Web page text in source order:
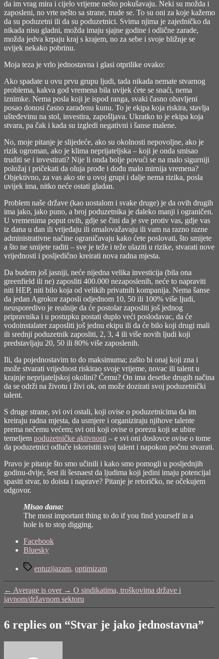
da im vrag mira i cijelo vrijeme nešto pokušavaju. Neki su možda i
zaposleni, no vrte nešto sa strane, trude se. To su oni za koje kažemo
da su poduzetni ili da su poduzetnici. Svima njima je zajedničko da
nikada nisu gladni, možda imaju sjajne godine i odlične zarade,
možda jedva krpaju kraj s krajem, no za sebe i svoje bližnje se
uvijek nekako pobrinu.
Moja teza je vrlo jednostavna i glasi otprilike ovako:
Ako spadate u ovu prvu grupu ljudi, tada nikada nemate stvarnog
problema, kakva god vremena bila uvijek ćete se snaći, nema
iznimke. Nema posla koji je ispod ranga, svaki časno obavljeni
posao donosi časno zarađenu kunu. To je ekipa koja riskira, stavlja
ušteđevinu na stol, investira, zapošljava. Ukratko to je ekipa koja
stvara, pa čak i kada su izgledi negativni i šanse malene.
No, moje pitanje je slijedeće, ako su okolnosti nepovoljne, ako je
rizik ogroman, ako je klima neprijateljska – koji je onda smisao
truditi se i investirati? Nije li onda bolje povući se na malo sigurniji
položaj i pričekati da oluja prođe i dođu malo mirnija vremena?
Objektivno, za vas ako ste u ovoj grupi i dalje nema rizika, posla
uvijek ima, nitko neće ostati gladan.
Problem naše države (kao uostalom i svake druge) je da ovih drugih
ima jako, jako puno, a broj poduzetnika je daleko manji i ograničen.
U vremenima poput ovih, gdje se čini da je sve protiv vas, gdje vas
iz dana u dan ili vrijeđaju ili omalovažavaju ili vam na razno razne
administrativne načine ograničavaju kako ćete poslovati, što smijete
a što ne smijete raditi – sve je teže i teže ulaziti u rizike, stvarati nove
vrijednosti i posljedično kreirati nova radna mjesta.
Da budem još jasniji, neće nijedna velika investicija (bila ona
greenfield ili ne) zaposliti 400.000 nezaposlenih, neće to napraviti
niti HEP, niti bilo koja od velikih privatnih kompanija. Nema šanse
da jedan Agrokor zaposli odjednom 10, 50 ili 100% više ljudi,
neusporedivo je realnije da će postolar zaposliti još jednog
pripravnika i u postupku postati duplo veći poslodavac, da će
vodoinstalater zaposliti još jednu ekipu ili da će bilo koji drugi mali
ili srednji poduzetnik zaposliti, 2, 3, 4 ili više novih ljudi koji
predstavljaju 20, 50 ili 80% više zaposlenih.
Ili, da pojednostavim to do maksimuma; zašto bi onaj koji zna i
može stvarati vrijednost riskirao svoje vrijeme, novac ili talent u
krajnje neprijateljskoj okolini? Čemu? On ima desetke drugih načina
da se održi na životu i živi ok, on može dozirati svoj poduzetnički
talent.
S druge strane, svi ovi ostali, koji ovise o poduzetnicima da im
kreiraju radna mjesta, da usmjere i organiziraju njihove talente
prema nečemu većem; svi oni koji ovise o porezu koji se ubire
temeljem poduzetničke aktivnosti – e svi oni doslovce ovise o tome
da poduzetnici odluče iskoristiti svoj talent i napokon počnu stvarati.
Pravo je pitanje što smo učinili i kako smo pomogli u posljednjih
godinu-dvije, šest ili šesnaest da ljudima koji jedini imaju potencijal
spasiti stvar, to doista i naprave? Pitanje je retoričko, ne očekujem
odgovor.
Misao dana:
The most important thing to do if you find yourself in a
hole is to stop digging.
Share
"Stvar
jako
jednostavna"
Facebook
Bluesky
Tagsentuzijazam, optimizam
← Average is over → O sindikatima, troškovima države i
javnom/državnom sektoru
6 replies on “Stvar je jako jednostavna”